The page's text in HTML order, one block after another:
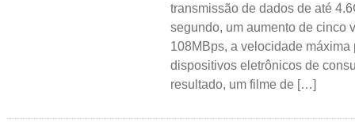
transmissão de dados de até
segundo, um aumento de cinco
108MBps, a velocidade máxima
dispositivos eletrônicos de
resultado, um filme de […]